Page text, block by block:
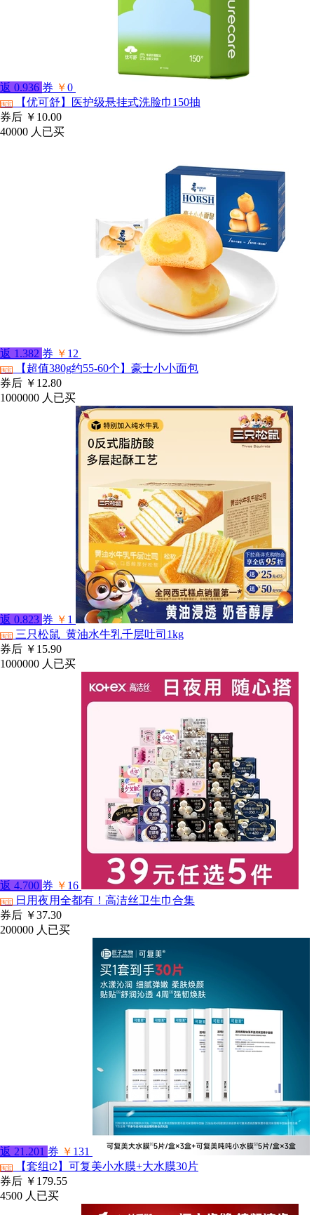
返 0.936 券 ￥0
淘宝
【优可舒】医护级悬挂式洗脸巾150抽
券后 ￥10.00
40000 人已买
返 1.382 券 ￥ 12
淘宝
【超值380g约55-60个】豪士小小面包
券后 ￥12.80
1000000 人已买
返 0.823 券 ￥ 1
淘宝
三只松鼠_黄油水牛乳千层吐司1kg
券后 ￥15.90
1000000 人已买
返 4.700 券 ￥ 16
淘宝
日用夜用全都有！高洁丝卫生巾合集
券后 ￥37.30
200000 人已买
返 21.201 券 ￥ 131
淘宝
【套组t2】可复美小水膜+大水膜30片
券后 ￥179.55
4500 人已买